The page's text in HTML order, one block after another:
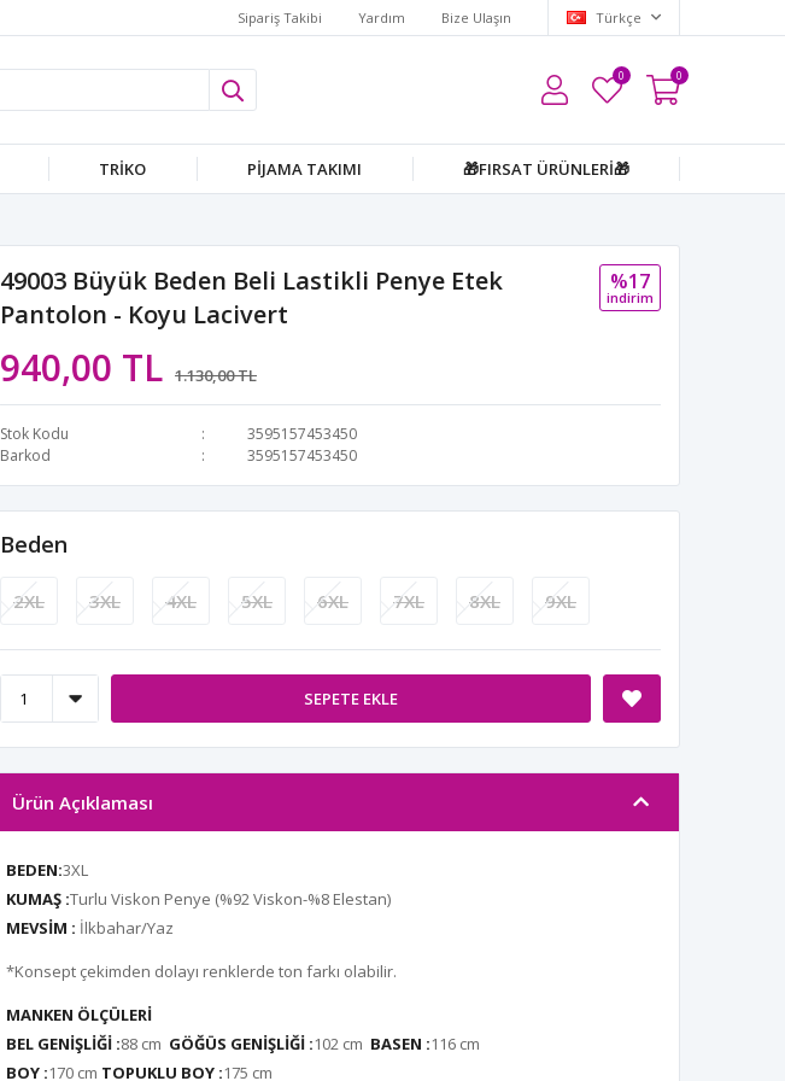
Sipariş Takibi Yardım Bize Ulaşın Türkçe
0 0
TRİKO PİJAMA TAKIMI 🎁FIRSAT ÜRÜNLERİ🎁
49003 Büyük Beden Beli Lastikli Penye Etek
Pantolon - Koyu Lacivert
940,00 TL 1.130,00 TL
%17
i̇ndi̇ri̇m
Stok Kodu
3595157453450
Barkod
3595157453450
Beden
2XL 3XL 4XL 5XL 6XL 7XL 8XL 9XL
SEPETE EKLE
Ürün Açıklaması
BEDEN:3XL
KUMAŞ :Turlu Viskon Penye (%92 Viskon-%8 Elestan)
MEVSİM : İlkbahar/Yaz
*Konsept çekimden dolayı renklerde ton farkı olabilir.
MANKEN ÖLÇÜLERİ
BEL GENİŞLİĞİ :88 cm GÖĞÜS GENİŞLİĞİ :102 cm BASEN :116 cm
BOY :170 cm TOPUKLU BOY :175 cm